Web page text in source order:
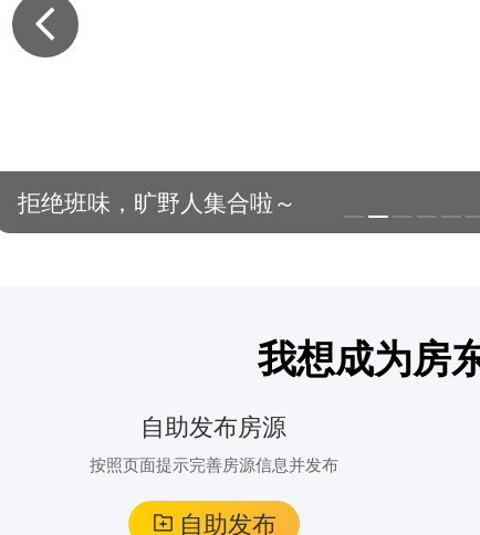
拒绝班味，旷野人集合啦～
我想成为房
自助发布房源
按照页面提示完善房源信息并发布
自助发布